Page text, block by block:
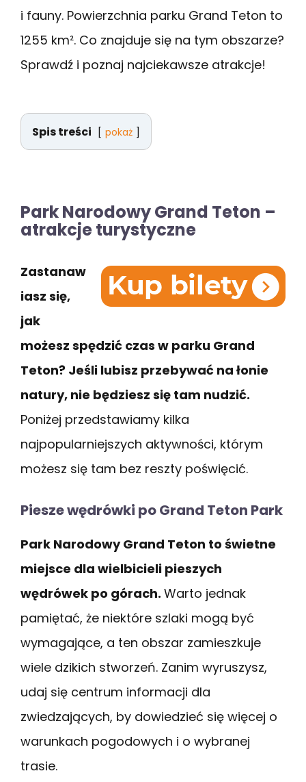
i fauny. Powierzchnia parku Grand Teton to
1255 km². Co znajduje się na tym obszarze?
Sprawdź i poznaj najciekawsze atrakcje!
Spis treści pokaż
Park Narodowy Grand Teton –
atrakcje turystyczne
Zastanaw
iasz się,
jak
możesz spędzić czas w parku Grand
Teton? Jeśli lubisz przebywać na łonie
natury, nie będziesz się tam nudzić.
Poniżej przedstawiamy kilka
najpopularniejszych aktywności, którym
możesz się tam bez reszty poświęcić.
Piesze wędrówki po Grand Teton Park
Park Narodowy Grand Teton to świetne
miejsce dla wielbicieli pieszych
wędrówek po górach. Warto jednak
pamiętać, że niektóre szlaki mogą być
wymagające, a ten obszar zamieszkuje
wiele dzikich stworzeń. Zanim wyruszysz,
udaj się centrum informacji dla
zwiedzających, by dowiedzieć się więcej o
warunkach pogodowych i o wybranej
trasie.